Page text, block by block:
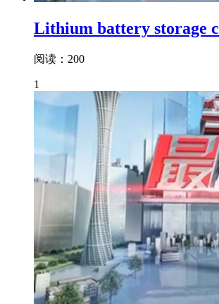
Lithium battery storage c
阅读：200
1